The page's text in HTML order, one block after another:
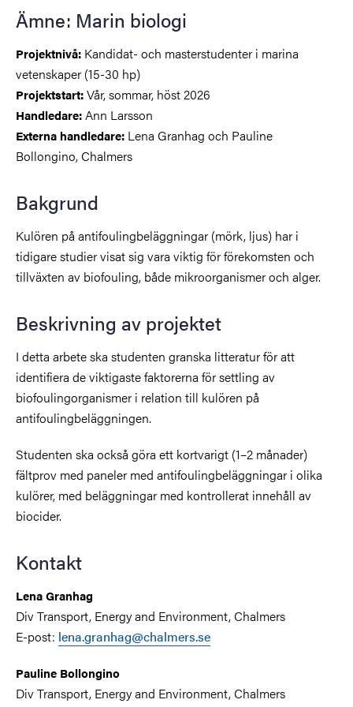
Ämne: Marin biologi
Projektnivå: Kandidat- och masterstudenter i marina
vetenskaper (15-30 hp)
Projektstart:Vår, sommar, höst 2026
Handledare:Ann Larsson
Externa handledare: Lena Granhag och Pauline
Bollongino, Chalmers
Bakgrund
Kulören på antifoulingbeläggningar (mörk, ljus) har i
tidigare studier visat sig vara viktig för förekomsten och
tillväxten av biofouling, både mikroorganismer och alger.
Beskrivning av projektet
I detta arbete ska studenten granska litteratur för att
identifiera de viktigaste faktorerna för settling av
biofoulingorganismer i relation till kulören på
antifoulingbeläggningen.
Studenten ska också göra ett kortvarigt (1–2 månader)
fältprov med paneler med antifoulingbeläggningar i olika
kulörer, med beläggningar med kontrollerat innehåll av
biocider.
Kontakt
Lena Granhag
Div Transport, Energy and Environment, Chalmers
E-post: lena.granhag@chalmers.se
Pauline Bollongino
Div Transport, Energy and Environment, Chalmers